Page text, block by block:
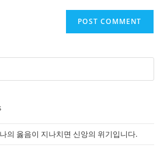
의 옳음이 지나치면 신앙의 위기입니다.